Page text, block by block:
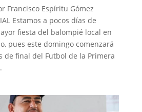
Francisco Espíritu Gómez
Estamos a pocos días de
fiesta del balompié local en
pues este domingo comenzará
de final del Futbol de la Primera